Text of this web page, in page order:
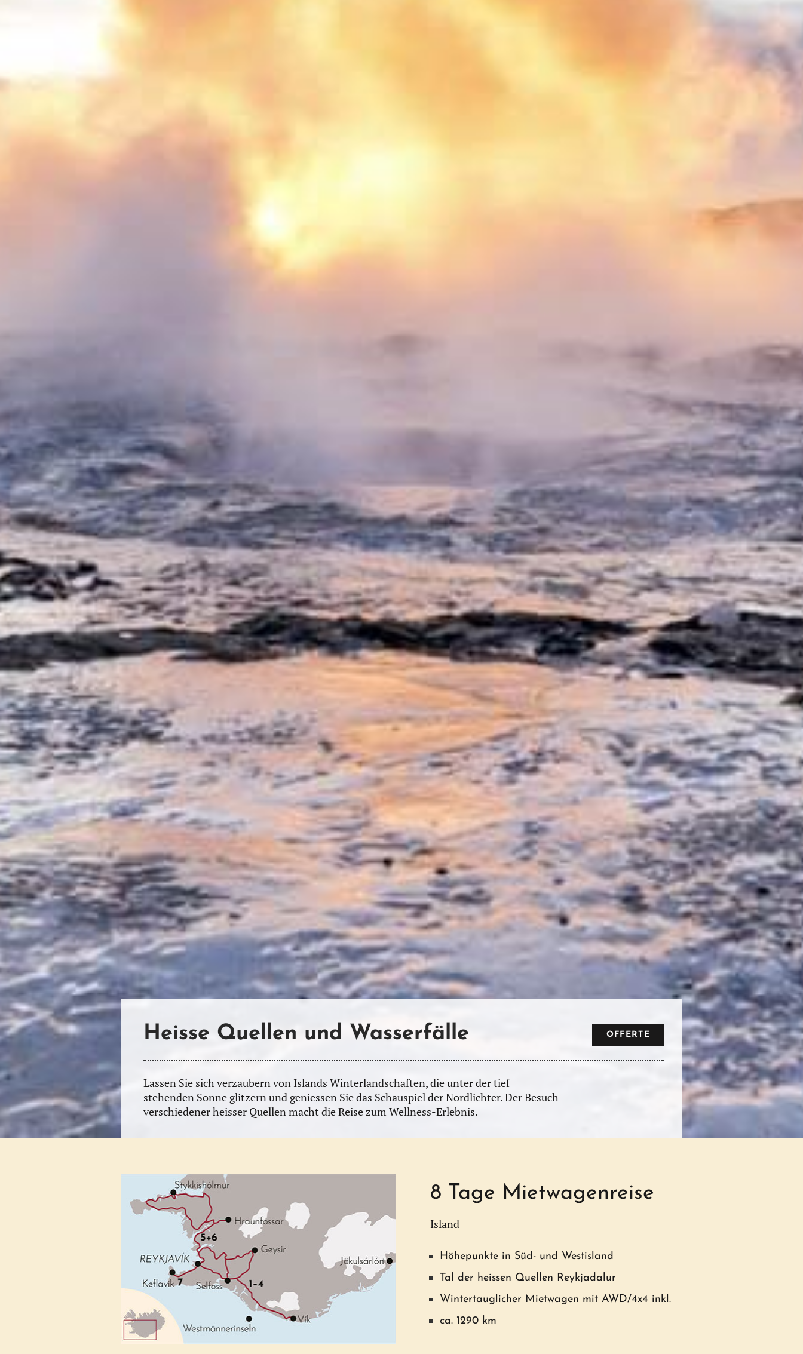
Heisse Quellen und Wasserfälle OFFERTE
Lassen Sie sich verzaubern von Islands Winterlandschaften, die unter der tief
stehenden Sonne glitzern und geniessen Sie das Schauspiel der Nordlichter. Der Besuch
verschiedener heisser Quellen macht die Reise zum Wellness-Erlebnis.
8 Tage Mietwagenreise
Island
Höhepunkte in Süd- und Westisland
Tal der heissen Quellen Reykjadalur
Wintertauglicher Mietwagen mit AWD/4x4 inkl.
ca. 1290 km